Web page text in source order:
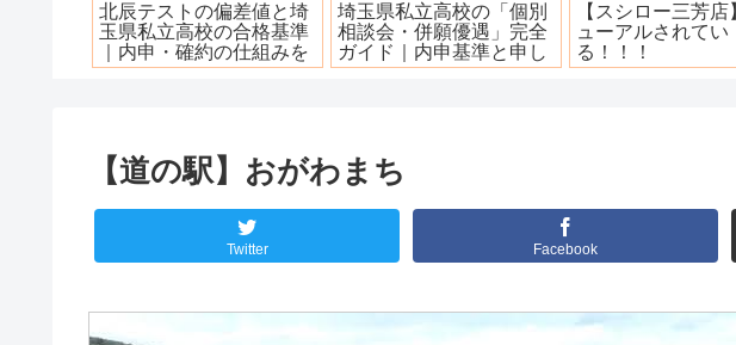
【トナリエふじみ野】ワ
ンダーステーキ🥩😋
【新座】日曜ロピア寿司
大衆焼肉ホール ニ
島
【道の駅】おがわまち
Twitter Facebook